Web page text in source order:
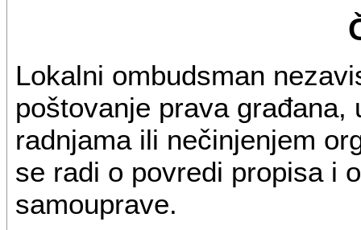
Lokalni ombudsman
poštovanje prava
radnjama ili nečinjenjem
se radi o povredi propisa i
samouprave.